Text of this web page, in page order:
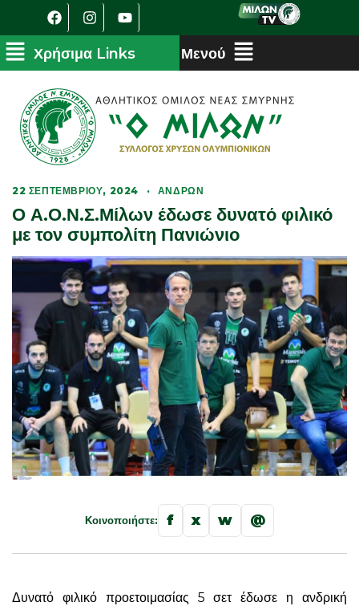
22 ΣΕΠΤΕΜΒΡΊΟΥ, 2024 · ΑΝΔΡΏΝ
Ο Α.Ο.Ν.Σ.Μίλων έδωσε δυνατό φιλικό
με τον συμπολίτη Πανιώνιο
Κοινοποιήστε: f x w @
Δυνατό φιλικό προετοιμασίας 5 σετ έδωσε η ανδρική